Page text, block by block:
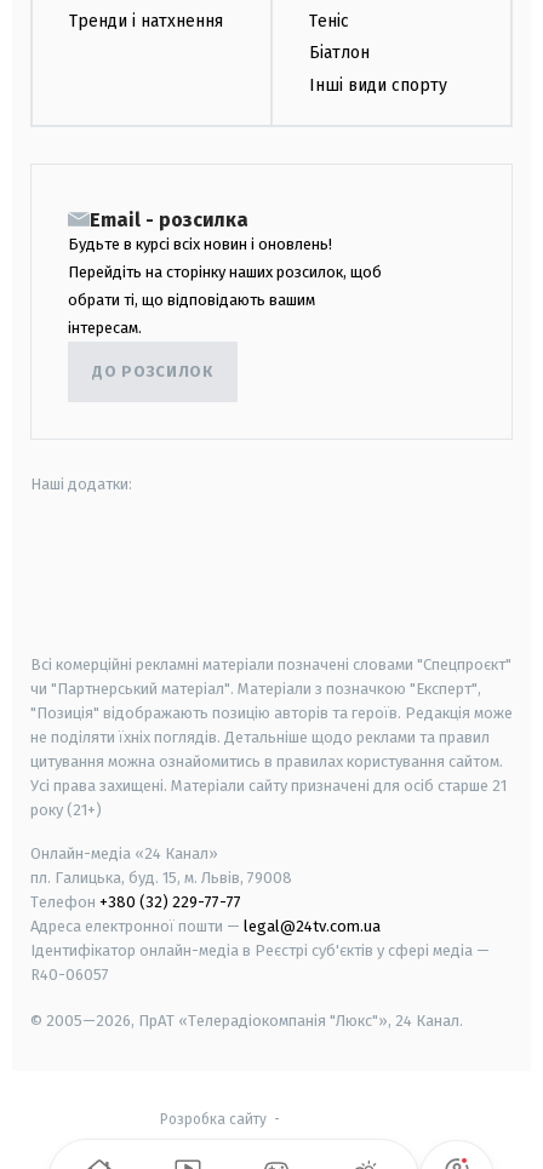
Тренди і натхнення
Теніс
Біатлон
Інші види спорту
Email - розсилка
Будьте в курсі всіх новин і оновлень!
Перейдіть на сторінку наших розсилок, щоб
обрати ті, що відповідають вашим
інтересам.
ДО РОЗСИЛОК
Наші додатки:
Всі комерційні рекламні матеріали позначені словами "Спецпроєкт"
чи "Партнерський матеріал". Матеріали з позначкою "Експерт",
"Позиція" відображають позицію авторів та героїв. Редакція може
не поділяти їхніх поглядів. Детальніше щодо реклами та правил
цитування можна ознайомитись в правилах користування сайтом.
Усі права захищені. Матеріали сайту призначені для осіб старше 21
року (21+)
Онлайн-медіа «24 Канал»
пл. Галицька, буд. 15, м. Львів, 79008
Телефон +380 (32) 229-77-77
Адреса електронної пошти — legal@24tv.com.ua
Ідентифікатор онлайн-медіа в Реєстрі суб'єктів у сфері медіа —
R40-06057
© 2005—2026, ПрАТ «Телерадіокомпанія "Люкс"», 24 Канал.
Розробка сайту-